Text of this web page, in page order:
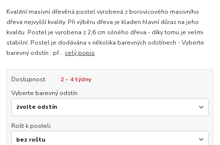
Kvalitní masivní dřevěná postel vyrobená z borovicového masivního
dřeva nejvyšší kvality. Při výběru dřeva je kladen hlavní důraz na jeho
kvalitu. Postel je vyrobena z 2,6 cm silného dřeva - díky tomu je velmi
stabilní. Postel je dodávána v několika barevných odstínech - Vyberte
barevný odstín : př... celý popis
Dostupnost
2 - 4 týdny
Vyberte barevný odstín
Rošt k posteli